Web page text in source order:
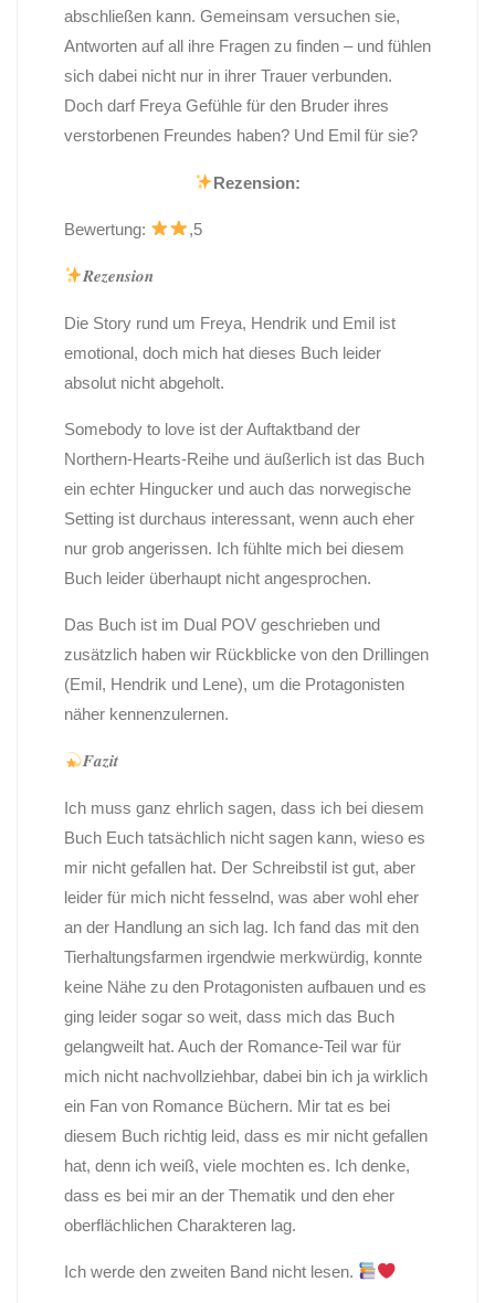
abschließen kann. Gemeinsam versuchen sie,
Antworten auf all ihre Fragen zu finden – und fühlen
sich dabei nicht nur in ihrer Trauer verbunden.
Doch darf Freya Gefühle für den Bruder ihres
verstorbenen Freundes haben? Und Emil für sie?
Rezension:
Bewertung: ,5
𝑹𝒆𝒛𝒆𝒏𝒔𝒊𝒐𝒏
Die Story rund um Freya, Hendrik und Emil ist
emotional, doch mich hat dieses Buch leider
absolut nicht abgeholt.
Somebody to love ist der Auftaktband der
Northern-Hearts-Reihe und äußerlich ist das Buch
ein echter Hingucker und auch das norwegische
Setting ist durchaus interessant, wenn auch eher
nur grob angerissen. Ich fühlte mich bei diesem
Buch leider überhaupt nicht angesprochen.
Das Buch ist im Dual POV geschrieben und
zusätzlich haben wir Rückblicke von den Drillingen
(Emil, Hendrik und Lene), um die Protagonisten
näher kennenzulernen.
𝑭𝒂𝒛𝒊𝒕
Ich muss ganz ehrlich sagen, dass ich bei diesem
Buch Euch tatsächlich nicht sagen kann, wieso es
mir nicht gefallen hat. Der Schreibstil ist gut, aber
leider für mich nicht fesselnd, was aber wohl eher
an der Handlung an sich lag. Ich fand das mit den
Tierhaltungsfarmen irgendwie merkwürdig, konnte
keine Nähe zu den Protagonisten aufbauen und es
ging leider sogar so weit, dass mich das Buch
gelangweilt hat. Auch der Romance-Teil war für
mich nicht nachvollziehbar, dabei bin ich ja wirklich
ein Fan von Romance Büchern. Mir tat es bei
diesem Buch richtig leid, dass es mir nicht gefallen
hat, denn ich weiß, viele mochten es. Ich denke,
dass es bei mir an der Thematik und den eher
oberflächlichen Charakteren lag.
Ich werde den zweiten Band nicht lesen.